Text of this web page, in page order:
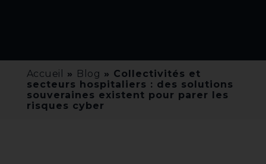
Accueil » Blog » Collectivités et
secteurs hospitaliers : des solutions
souveraines existent pour parer les
risques cyber